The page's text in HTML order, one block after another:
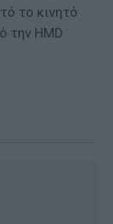
το κινητό
την HMD